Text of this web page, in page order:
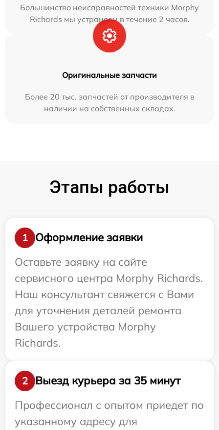
Большинство неисправностей техники Morphy
Richards мы устраняем в течение 2 часов.
Оригинальные запчасти
Более 20 тыс. запчастей от производителя в
наличии на собственных складах.
Этапы работы
1
Оформление заявки
Оставьте заявку на сайте
сервисного центра Morphy Richards.
Наш консультант свяжется с Вами
для уточнения деталей ремонта
Вашего устройства Morphy
Richards.
2
Выезд курьера за 35 минут
Профессионал с опытом приедет по
указанному адресу для